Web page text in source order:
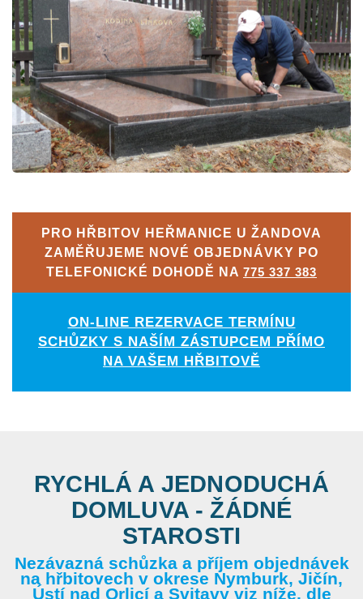
PRO HŘBITOV HEŘMANICE U ŽANDOVA
ZAMĚŘUJEME NOVÉ OBJEDNÁVKY PO
TELEFONICKÉ DOHODĚ NA 775 337 383
ON-LINE REZERVACE TERMÍNU
SCHŮZKY S NAŠÍM ZÁSTUPCEM PŘÍMO
NA VAŠEM HŘBITOVĚ
RYCHLÁ A JEDNODUCHÁ
DOMLUVA - ŽÁDNÉ
STAROSTI
Nezávazná schůzka a příjem objednávek
na hřbitovech v okrese Nymburk, Jičín,
Ústí nad Orlicí a Svitavy viz níže, dle